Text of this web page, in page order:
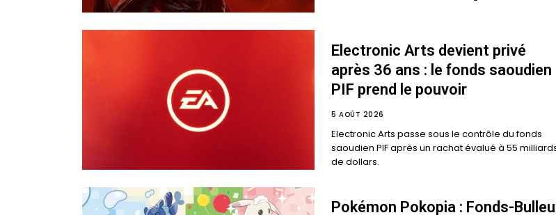
Electronic Arts devient privé
après 36 ans : le fonds saoudien
PIF prend le pouvoir
5 AOÛT 2026
Electronic Arts passe sous le contrôle du fonds
saoudien PIF après un rachat évalué à 55
de dollars.
Pokémon Pokopia : Fonds-